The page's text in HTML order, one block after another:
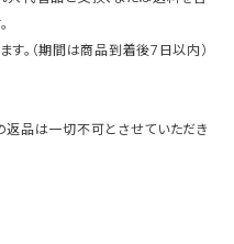
。（期間は商品到着後7日以内）
品は一切不可とさせていただき